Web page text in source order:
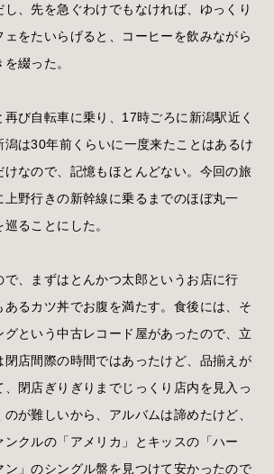
、先を急ぐわけでもなければ、ゆっくり
をたいらげると、コーヒーを飲みながら
綴った。
び自転車に乗り、17時ごろに新潟駅近く
は30年前くらいに一度来たことはあるけ
けなので、記憶もほとんどない。今回の旅
上野行きの新幹線に乗るまでのほぼ丸一
ることにした。
で、まずはとんかつ太郎というお店に行
あるカツ丼でお腹を満たす。食後には、そ
という中古レコード屋があったので、立
閉店間際の時間ではあったけど、品揃えが
閉店ぎりぎりまでじっくり店内を見入っ
が難しいから、アルバムは諦めたけど、
クルの「アメリカ」とキッスの「ハー
ン」のシングル盤を見つけて安かったので